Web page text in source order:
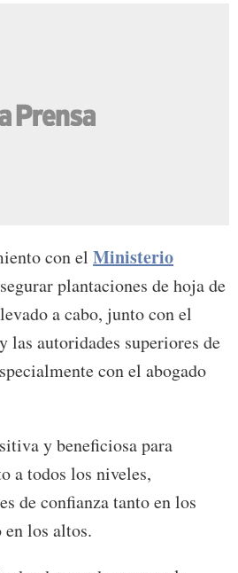
con el Ministerio
plantaciones de hoja de
a cabo, junto con el
las autoridades superiores de
con el abogado
y beneficiosa para
a todos los niveles,
de confianza tanto en los
los altos.